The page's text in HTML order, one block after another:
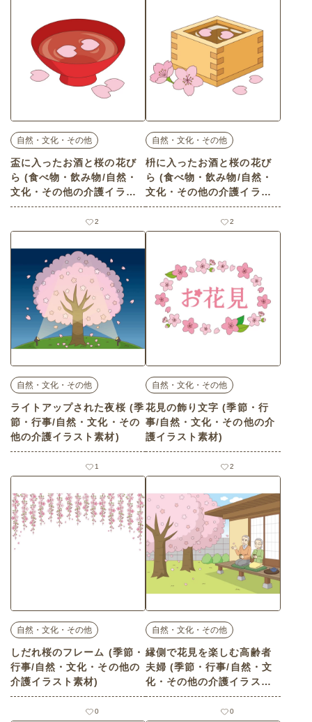
自然・文化・その他
盃に入ったお酒と桜の花び
ら (食べ物・飲み物/自然・
文化・その他の介護イラス
ト素材)
2
自然・文化・その他
枡に入ったお酒と桜の花び
ら (食べ物・飲み物/自然・
文化・その他の介護イラス
ト素材)
2
自然・文化・その他
ライトアップされた夜桜 (季
節・行事/自然・文化・その
他の介護イラスト素材)
1
自然・文化・その他
花見の飾り文字 (季節・行
事/自然・文化・その他の介
護イラスト素材)
2
自然・文化・その他
しだれ桜のフレーム (季節・
行事/自然・文化・その他の
介護イラスト素材)
0
自然・文化・その他
縁側で花見を楽しむ高齢者
夫婦 (季節・行事/自然・文
化・その他の介護イラスト
素材)
0